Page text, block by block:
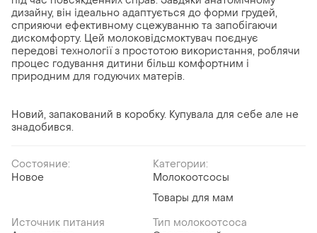
дизайну, він ідеально адаптується до форми грудей,
сприяючи ефективному сцежуванню та запобігаючи
дискомфорту. Цей молоковідсмоктувач поєднує
передові технології з простотою використання, роблячи
процес годування дитини більш комфортним і
природним для годуючих матерів.
Новий, запакований в коробку. Купувала для себе але не
знадобився.
Состояние:
Новое
Категории:
Молокоотсосы
Товары для мам
Источник питания
Тип молокоотсоса